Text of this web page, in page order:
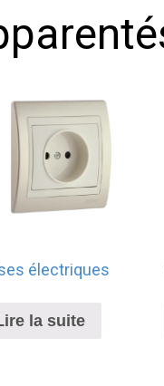
électriques
la suite